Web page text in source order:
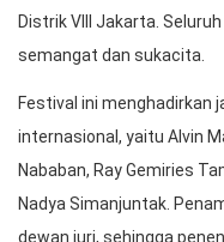
Distrik VIII Jakarta.
semangat dan sukacita.
Festival ini menghadirkan
internasional, yaitu Alvin
Nababan, Ray Gemiries
Nadya Simanjuntak.
dewan juri, sehingga